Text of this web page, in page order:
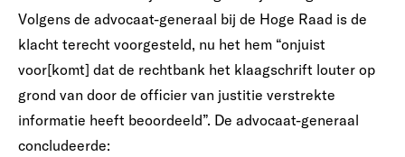
Volgens de advocaat-generaal bij de Hoge Raad is de
klacht terecht voorgesteld, nu het hem “onjuist
voor[komt] dat de rechtbank het klaagschrift louter op
grond van door de officier van justitie verstrekte
informatie heeft beoordeeld”. De advocaat-generaal
concludeerde: